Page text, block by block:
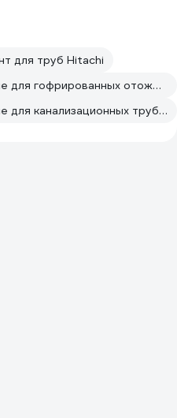
для труб Hitachi
Инструмент и оборудование для гофрированных отожженных труб из нержавеющей стали Hitachi
Инструмент и оборудование для канализационных труб Hitachi